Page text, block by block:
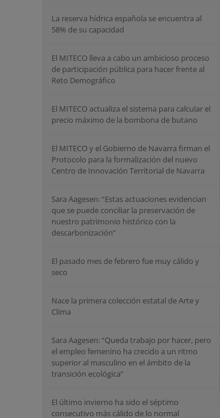
La reserva hídrica española se encuentra al
58% de su capacidad
El MITECO lleva a cabo un ambicioso proceso
de participación pública para hacer frente al
Reto Demográfico
El MITECO actualiza el sistema para calcular el
precio máximo de la bombona de butano
El MITECO y el Gobierno de Navarra firman el
Protocolo para la formalización del nuevo
Centro de Innovación Territorial de Navarra
Sara Aagesen: “Estas actuaciones evidencian
que se puede conciliar la preservación de
nuestro patrimonio histórico con la
descarbonización”
El pasado mes de febrero fue muy cálido y
seco
Nace la primera colección estatal de Arte y
Clima
Sara Aagesen: “Queda trabajo por hacer, pero
el empleo femenino ha crecido a un ritmo
superior al masculino en el ámbito de la
transición ecológica”
El último invierno ha sido el séptimo
consecutivo más cálido de lo normal